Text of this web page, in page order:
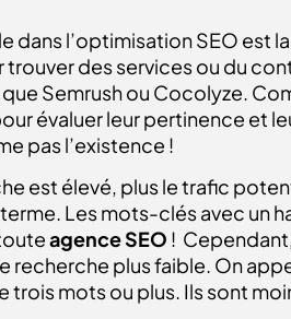
dans l’optimisation SEO
des services ou du
Semrush ou Cocolyze.
évaluer leur pertinence et
pas l’existence !
est élevé, plus le trafic
Les mots-clés avec un
agence SEO !
recherche plus faible. On
mots ou plus. Ils sont